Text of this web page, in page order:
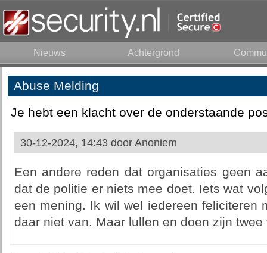
Nieuws Achtergrond
Abuse Melding
Je hebt een klacht over de onderstaande
30-12-2024, 14:43 door Anoniem
Een andere reden dat organisaties geen
dat de politie er niets mee doet. Iets wat
een mening. Ik wil wel iedereen feliciteren
daar niet van. Maar lullen en doen zijn